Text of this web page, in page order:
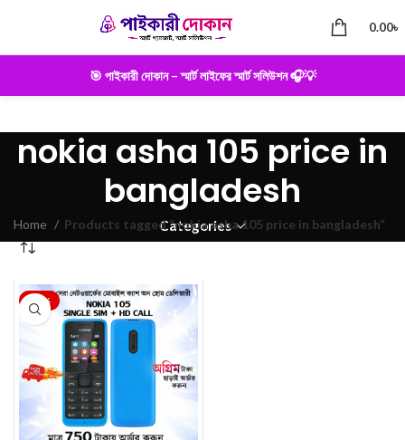
0.00৳
🎯 পাইকারী দোকান – স্মার্ট লাইফের স্মার্ট সলিউশন 🎧💡
nokia asha 105 price in
bangladesh
Categories
Home Products tagged “nokia asha 105 price in bangladesh”
-25%